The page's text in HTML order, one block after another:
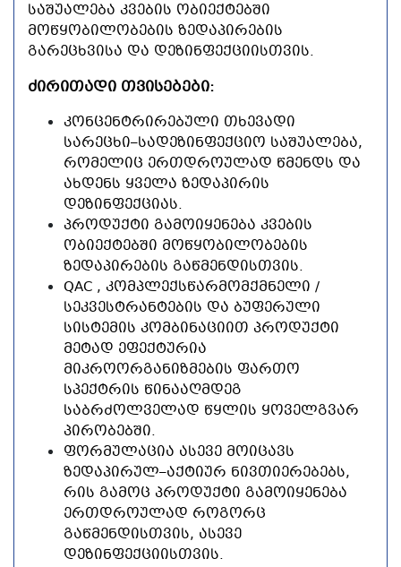
ᲡᲐᲨᲣᲐᲚᲔᲑᲐ ᲙᲕᲔᲑᲘᲡ ᲝᲑᲘᲔᲥᲢᲔᲑᲨᲘ
ᲛᲝᲬᲧᲝᲑᲘᲚᲝᲑᲔᲑᲘᲡ ᲖᲔᲓᲐᲞᲘᲠᲔᲑᲘᲡ
ᲒᲐᲠᲔᲪᲮᲕᲘᲡᲐ ᲓᲐ ᲓᲔᲖᲘᲜᲤᲔᲥᲪᲘᲘᲡᲗᲕᲘᲡ.
ᲫᲘᲠᲘᲗᲐᲓᲘ ᲗᲕᲘᲡᲔᲑᲔᲑᲘ:
ᲙᲝᲜᲪᲔᲜᲢᲠᲘᲠᲔᲑᲣᲚᲘ ᲗᲮᲔᲕᲐᲓᲘ
ᲡᲐᲠᲔᲪᲮᲘ–ᲡᲐᲓᲔᲖᲘᲜᲤᲔᲥᲪᲘᲝ ᲡᲐᲨᲣᲐᲚᲔᲑᲐ,
ᲠᲝᲛᲔᲚᲘᲪ ᲔᲠᲗᲓᲠᲝᲣᲚᲐᲓ ᲬᲛᲔᲜᲓᲡ ᲓᲐ
ᲐᲮᲓᲔᲜᲡ ᲧᲕᲔᲚᲐ ᲖᲔᲓᲐᲞᲘᲠᲘᲡ
ᲓᲔᲖᲘᲜᲤᲔᲥᲪᲘᲐᲡ.
ᲞᲠᲝᲓᲣᲥᲢᲘ ᲒᲐᲛᲝᲘᲧᲔᲜᲔᲑᲐ ᲙᲕᲔᲑᲘᲡ
ᲝᲑᲘᲔᲥᲢᲔᲑᲨᲘ ᲛᲝᲬᲧᲝᲑᲘᲚᲝᲑᲔᲑᲘᲡ
ᲖᲔᲓᲐᲞᲘᲠᲔᲑᲘᲡ ᲒᲐᲬᲛᲔᲜᲓᲘᲡᲗᲕᲘᲡ.
QAC , ᲙᲝᲛᲞᲚᲔᲥᲡᲬᲐᲠᲛᲝᲛᲥᲛᲜᲔᲚᲘ /
ᲡᲔᲙᲕᲔᲡᲢᲠᲐᲜᲢᲔᲑᲘᲡ ᲓᲐ ᲑᲣᲤᲔᲠᲣᲚᲘ
ᲡᲘᲡᲢᲔᲛᲘᲡ ᲙᲝᲛᲑᲘᲜᲐᲪᲘᲘᲗ ᲞᲠᲝᲓᲣᲥᲢᲘ
ᲛᲔᲢᲐᲓ ᲔᲤᲔᲥᲢᲣᲠᲘᲐ
ᲛᲘᲙᲠᲝᲝᲠᲒᲐᲜᲘᲖᲛᲔᲑᲘᲡ ᲤᲐᲠᲗᲝ
ᲡᲞᲔᲥᲢᲠᲘᲡ ᲬᲘᲜᲐᲐᲦᲛᲓᲔᲒ
ᲡᲐᲑᲠᲫᲝᲚᲕᲔᲚᲐᲓ ᲬᲧᲚᲘᲡ ᲧᲝᲕᲔᲚᲒᲕᲐᲠ
ᲞᲘᲠᲝᲑᲔᲑᲨᲘ.
ᲤᲝᲠᲛᲣᲚᲐᲪᲘᲐ ᲐᲡᲔᲕᲔ ᲛᲝᲘᲪᲐᲕᲡ
ᲖᲔᲓᲐᲞᲘᲠᲣᲚ–ᲐᲥᲢᲘᲣᲠ ᲜᲘᲕᲗᲘᲔᲠᲔᲑᲔᲑᲡ,
ᲠᲘᲡ ᲒᲐᲛᲝᲪ ᲞᲠᲝᲓᲣᲥᲢᲘ ᲒᲐᲛᲝᲘᲧᲔᲜᲔᲑᲐ
ᲔᲠᲗᲓᲠᲝᲣᲚᲐᲓ ᲠᲝᲒᲝᲠᲪ
ᲒᲐᲬᲛᲔᲜᲓᲘᲡᲗᲕᲘᲡ, ᲐᲡᲔᲕᲔ
ᲓᲔᲖᲘᲜᲤᲔᲥᲪᲘᲘᲡᲗᲕᲘᲡ.